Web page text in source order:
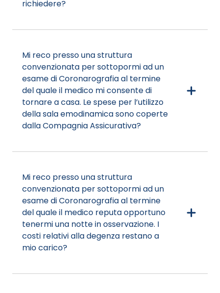
richiedere?
Mi reco presso una struttura
convenzionata per sottopormi ad un
esame di Coronarografia al termine
del quale il medico mi consente di
tornare a casa. Le spese per l’utilizzo
della sala emodinamica sono coperte
dalla Compagnia Assicurativa?
Mi reco presso una struttura
convenzionata per sottopormi ad un
esame di Coronarografia al termine
del quale il medico reputa opportuno
tenermi una notte in osservazione. I
costi relativi alla degenza restano a
mio carico?